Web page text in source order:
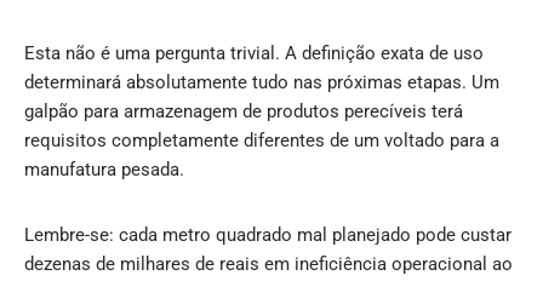
Esta não é uma pergunta trivial. A definição exata de uso
determinará absolutamente tudo nas próximas etapas. Um
galpão para armazenagem de produtos perecíveis terá
requisitos completamente diferentes de um voltado para a
manufatura pesada.
Lembre-se: cada metro quadrado mal planejado pode custar
dezenas de milhares de reais em ineficiência operacional ao